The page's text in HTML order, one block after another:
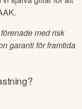
.
med risk
garanti för framtida